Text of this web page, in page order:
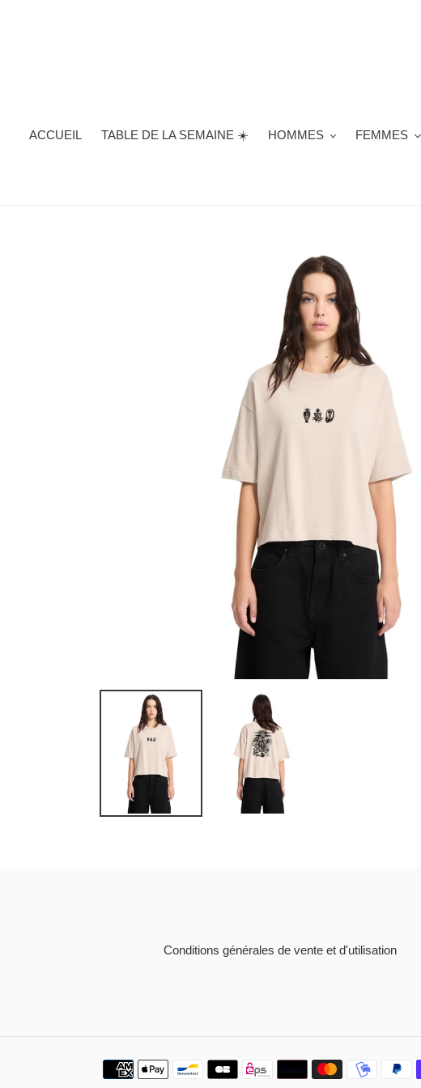
ACCUEIL TABLE DE LA SEMAINE ☀️ HOMMES FEMMES
Conditions générales de vente et d'utilisation
Moyens